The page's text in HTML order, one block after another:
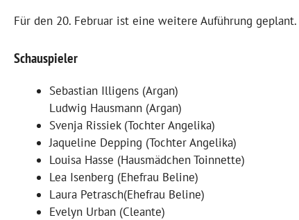
Für den 20. Februar ist eine weitere Auführung geplant.
Schauspieler
Sebastian Illigens (Argan)
Ludwig Hausmann (Argan)
Svenja Rissiek (Tochter Angelika)
Jaqueline Depping (Tochter Angelika)
Louisa Hasse (Hausmädchen Toinnette)
Lea Isenberg (Ehefrau Beline)
Laura Petrasch(Ehefrau Beline)
Evelyn Urban (Cleante)